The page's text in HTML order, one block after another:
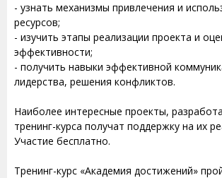
- узнать механизмы привлечения и
ресурсов;
- изучить этапы реализации проекта и
эффективности;
- получить навыки эффективной
лидерства, решения конфликтов.
Наиболее интересные проекты,
тренинг-курса получат поддержку на их
Участие бесплатно.
Тренинг-курс «Академия достижений»